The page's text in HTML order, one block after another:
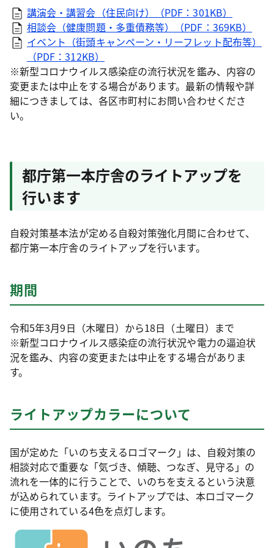
講演会・講習会（住民向け）（PDF：301KB）
相談会（健康問題・多重債務等）（PDF：369KB）
イベント（街頭キャンペーン・リーフレット配布等）
（PDF：312KB）
※新型コロナウイルス感染症の流行状況を鑑み、内容の
変更または中止をする場合があります。最新の情報や詳
細につきましては、各区市町村にお問い合わせくださ
い。
都庁第一本庁舎のライトアップを
行います
自殺対策基本法が定める自殺対策強化月間に合わせて、
都庁第一本庁舎のライトアップを行います。
期間
令和5年3月9日（木曜日）から18日（土曜日）まで
※新型コロナウイルス感染症の流行状況や電力の逼迫状
況を鑑み、内容の変更または中止をする場合がありま
す。
ライトアップカラーについて
国が定めた「いのち支えるロゴマーク」は、自殺対策の
相談対応で重要な「気づき、傾聴、つなぎ、見守る」の
流れを一体的に行うことで、いのちを支えるという決意
が込められています。ライトアップでは、本ロゴマーク
に使用されている4色を点灯します。